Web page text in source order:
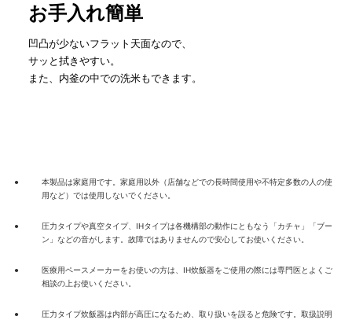
お手入れ簡単
凹凸が少ないフラット天面なので、
サッと拭きやすい。
また、内釜の中での洗米もできます。
●
本製品は家庭用です。家庭用以外（店舗などでの長時間使用や不特定多数の人の使
用など）では使用しないでください。
●
圧力タイプや真空タイプ、IHタイプは各機構部の動作にともなう「カチャ」「ブー
ン」などの音がします。故障ではありませんので安心してお使いください。
●
医療用ペースメーカーをお使いの方は、IH炊飯器をご使用の際には専門医とよくご
相談の上お使いください。
●
圧力タイプ炊飯器は内部が高圧になるため、取り扱いを誤ると危険です。取扱説明